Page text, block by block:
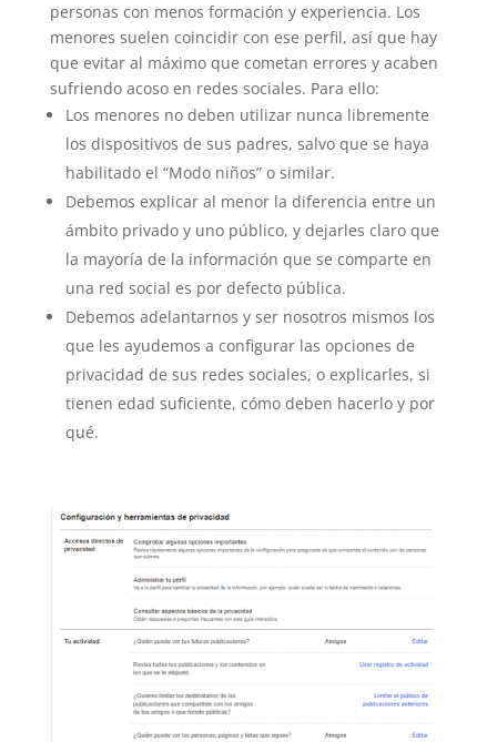
personas con menos formación y experiencia. Los
menores suelen coincidir con ese perfil, así que hay
que evitar al máximo que cometan errores y acaben
sufriendo acoso en redes sociales. Para ello:
Los menores no deben utilizar nunca libremente
los dispositivos de sus padres, salvo que se haya
habilitado el “Modo niños” o similar.
Debemos explicar al menor la diferencia entre un
ámbito privado y uno público, y dejarles claro que
la mayoría de la información que se comparte en
una red social es por defecto pública.
Debemos adelantarnos y ser nosotros mismos los
que les ayudemos a configurar las opciones de
privacidad de sus redes sociales, o explicarles, si
tienen edad suficiente, cómo deben hacerlo y por
qué.